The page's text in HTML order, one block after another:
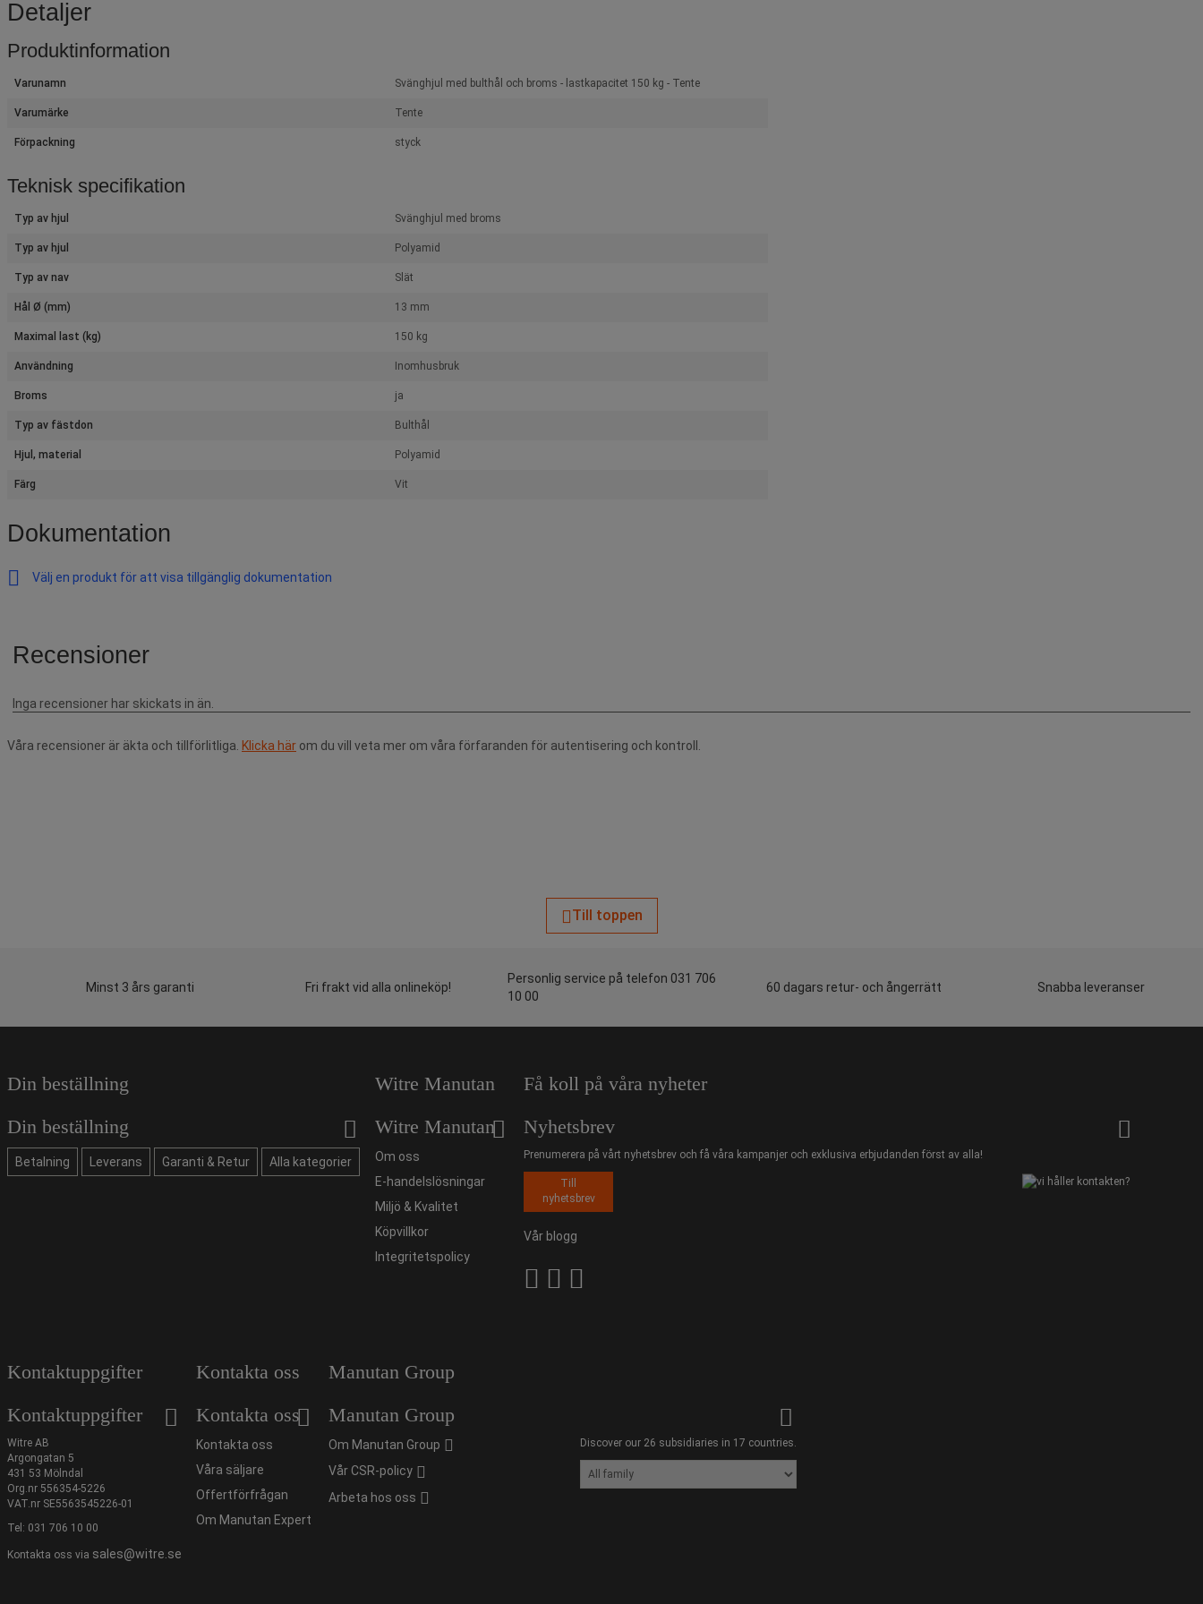
Detaljer
Produktinformation
Varunamn Svänghjul med bulthål och broms - lastkapacitet 150 kg - Tente
Varumärke Tente
Förpackning styck
Teknisk specifikation
Typ av hjul Svänghjul med broms
Typ av hjul Polyamid
Typ av nav Slät
Hål Ø (mm) 13 mm
Maximal last (kg) 150 kg
Användning Inomhusbruk
Broms ja
Typ av fästdon Bulthål
Hjul, material Polyamid
Färg Vit
Dokumentation
Välj en produkt för att visa tillgänglig dokumentation
Våra recensioner är äkta och tillförlitliga. Klicka här om du vill veta mer om våra förfaranden för autentisering och kontroll.
Till toppen
Minst 3 års garanti Fri frakt vid alla onlineköp!
Personlig service på telefon 031 706
10 00
60 dagars retur- och ångerrätt Snabba leveranser
Din beställning
Din beställning
Betalning Leverans Garanti & Retur Alla kategorier
Witre Manutan
Witre Manutan
Om oss
E-handelslösningar
Miljö & Kvalitet
Köpvillkor
Integritetspolicy
Få koll på våra nyheter
Nyhetsbrev
Prenumerera på vårt nyhetsbrev och få våra kampanjer och exklusiva erbjudanden först av alla!
Till
nyhetsbrev
Vår blogg
Kontaktuppgifter
Kontaktuppgifter
Witre AB
Argongatan 5
431 53 Mölndal
Org.nr 556354-5226
VAT.nr SE5563545226-01
Tel: 031 706 10 00
Kontakta oss via sales@witre.se
Kontakta oss
Kontakta oss
Kontakta oss
Våra säljare
Offertförfrågan
Om Manutan Expert
Manutan Group
Manutan Group
Om Manutan Group
Vår CSR-policy
Arbeta hos oss
Discover our 26 subsidiaries in 17 countries.